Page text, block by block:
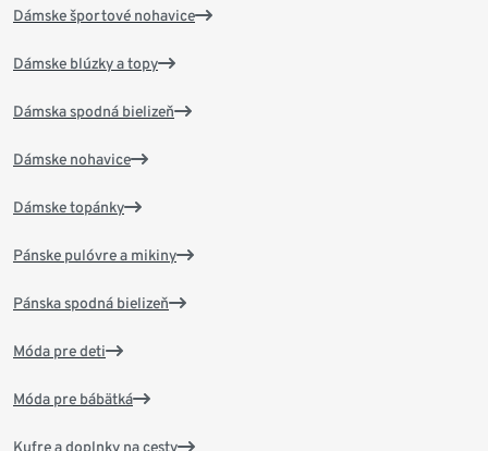
Dámske športové nohavice
Dámske blúzky a topy
Dámska spodná bielizeň
Dámske nohavice
Dámske topánky
Pánske pulóvre a mikiny
Pánska spodná bielizeň
Móda pre deti
Móda pre bábätká
Kufre a doplnky na cesty